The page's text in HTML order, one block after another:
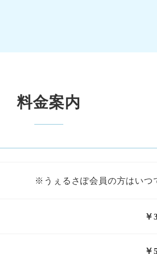
料金案内
※うぇるさぽ会員の方はいつ
￥
￥